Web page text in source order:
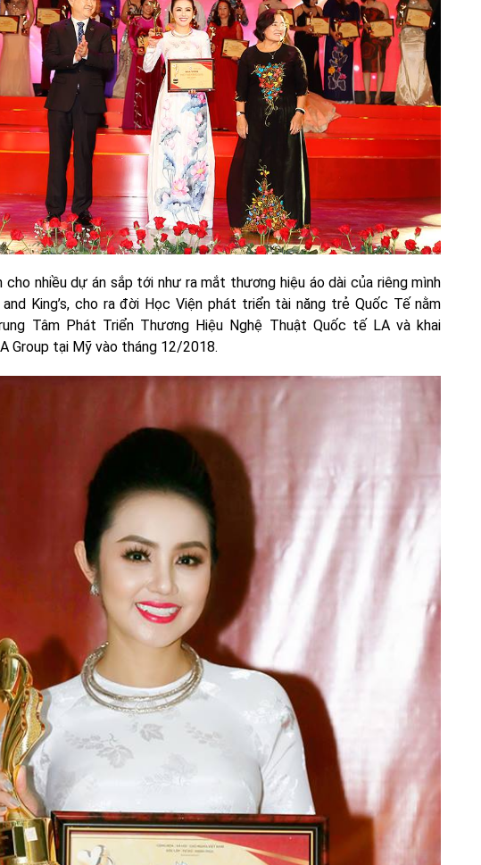
nhiều dự án sắp tới như ra mắt thương hiệu áo dài của riêng mình
and King’s, cho ra đời Học Viện phát triển tài năng trẻ Quốc Tế nằm
Tâm Phát Triển Thương Hiệu Nghệ Thuật Quốc tế LA và khai
Group tại Mỹ vào tháng 12/2018.